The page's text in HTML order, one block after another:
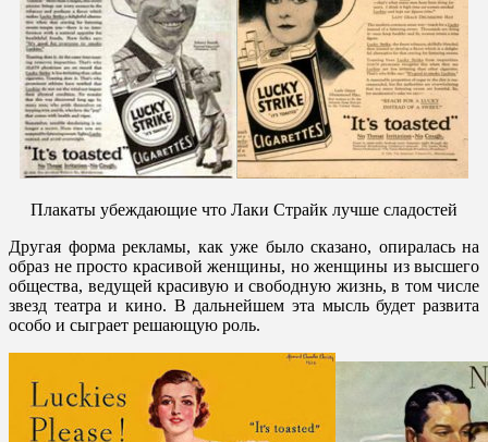
Плакаты убеждающие что Лаки Страйк лучше сладостей
Другая форма рекламы, как уже было сказано, опиралась на
образ не просто красивой женщины, но женщины из высшего
общества, ведущей красивую и свободную жизнь, в том числе
звезд театра и кино. В дальнейшем эта мысль будет развита
особо и сыграет решающую роль.